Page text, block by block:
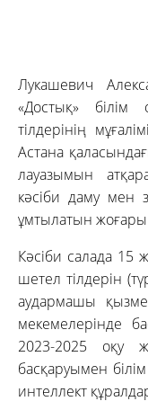
Лукашевич
«Достық»
тілдерінің
Астана
лауазымын
кәсіби даму мен
ұмтылатын жоғары
Кәсіби салада 15
шетел тілдерін
аудармашы
мекемелерінде
2023-2025 оқу
басқаруымен
интеллект